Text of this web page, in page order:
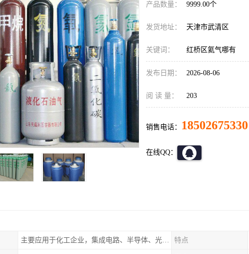
产品数量： 9999.00个
发货地址： 天津市武清区
关键词： 红桥区氦气哪有
发布日期： 2026-08-06
阅 读 量： 203
销售电话： 18502675330
在线QQ：
主要应用于化工企业，集成电路、半导体、光伏电池 特点